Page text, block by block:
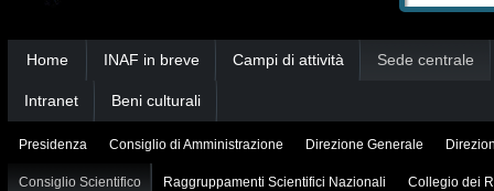
Home INAF in breve Campi di attività Sede centrale
Intranet Beni culturali
Presidenza Consiglio di Amministrazione Direzione Generale
Consiglio Scientifico Raggruppamenti Scientifici Nazionali Collegio dei